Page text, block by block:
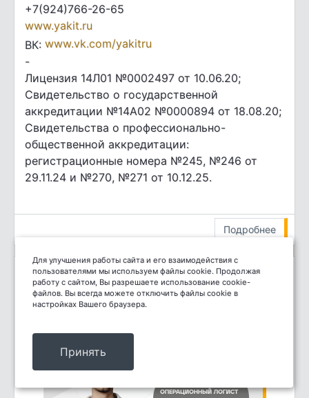
+7(924)766-26-65
www.yakit.ru
ВК: www.vk.com/yakitru
-
Лицензия 14Л01 №0002497 от 10.06.20;
Свидетельство о государственной
аккредитации №14А02 №0000894 от 18.08.20;
Свидетельства о профессионально-
общественной аккредитации:
регистрационные номера №245, №246 от
29.11.24 и №270, №271 от 10.12.25.
Подробнее
Для улучшения работы сайта и его взаимодействия с
пользователями мы используем файлы cookie. Продолжая
работу с сайтом, Вы разрешаете использование cookie-
файлов. Вы всегда можете отключить файлы cookie в
настройках Вашего браузера.
Принять